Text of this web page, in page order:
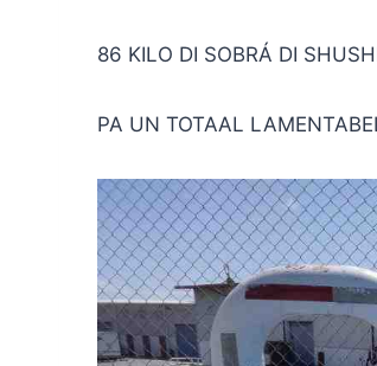
86 KILO DI SOBRÁ DI
PA UN TOTAAL